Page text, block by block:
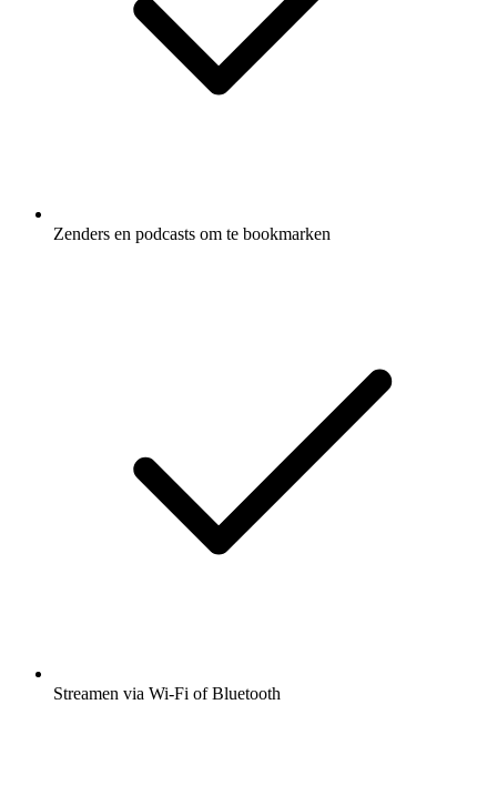
Zenders en podcasts om te bookmarken
Streamen via Wi-Fi of Bluetooth